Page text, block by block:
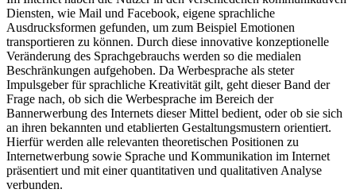
Diensten, wie Mail und Facebook, eigene sprachliche
Ausdrucksformen gefunden, um zum Beispiel Emotionen
transportieren zu können. Durch diese innovative konzeptionelle
Veränderung des Sprachgebrauchs werden so die medialen
Beschränkungen aufgehoben. Da Werbesprache als steter
Impulsgeber für sprachliche Kreativität gilt, geht dieser Band der
Frage nach, ob sich die Werbesprache im Bereich der
Bannerwerbung des Internets dieser Mittel bedient, oder ob sie sich
an ihren bekannten und etablierten Gestaltungsmustern orientiert.
Hierfür werden alle relevanten theoretischen Positionen zu
Internetwerbung sowie Sprache und Kommunikation im Internet
präsentiert und mit einer quantitativen und qualitativen Analyse
verbunden.